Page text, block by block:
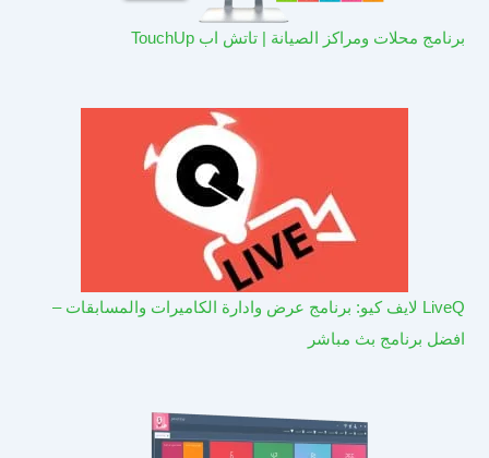
برنامج محلات ومراكز الصيانة | تاتش اب TouchUp
LiveQ لايف كيو: برنامج عرض وادارة الكاميرات والمسابقات –
افضل برنامج بث مباشر